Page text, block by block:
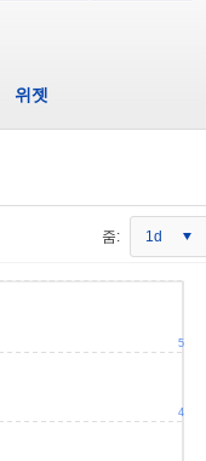
위젯
줌: 1d
4
5